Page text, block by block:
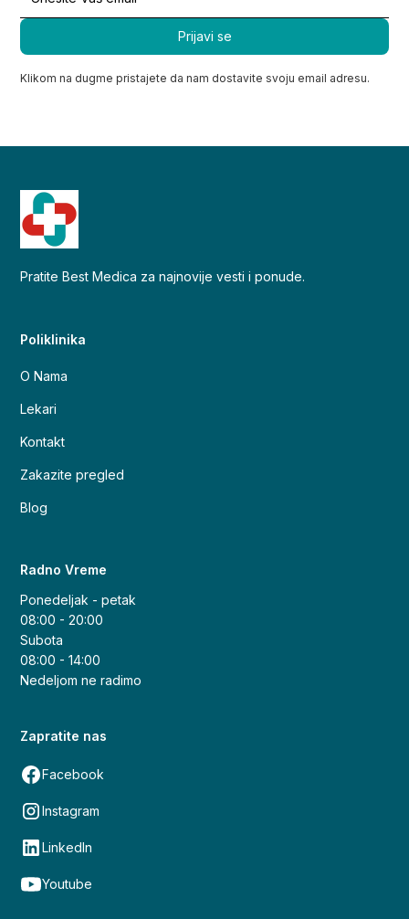
Klikom na dugme pristajete da nam dostavite svoju email adresu.
Pratite Best Medica za najnovije vesti i ponude.
Poliklinika
O Nama
Lekari
Kontakt
Zakazite pregled
Blog
Radno Vreme
Ponedeljak - petak
08:00 - 20:00
Subota
08:00 - 14:00
Nedeljom ne radimo
Zapratite nas
Facebook
Instagram
LinkedIn
Youtube